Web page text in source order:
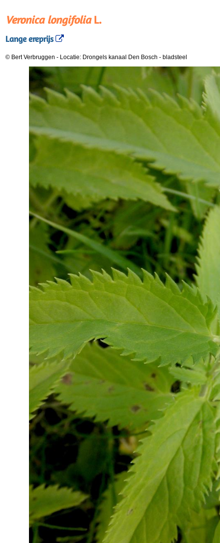
Veronica longifoliaL.
Lange ereprijs
© Bert Verbruggen - Locatie: Drongels kanaal Den Bosch - bladsteel